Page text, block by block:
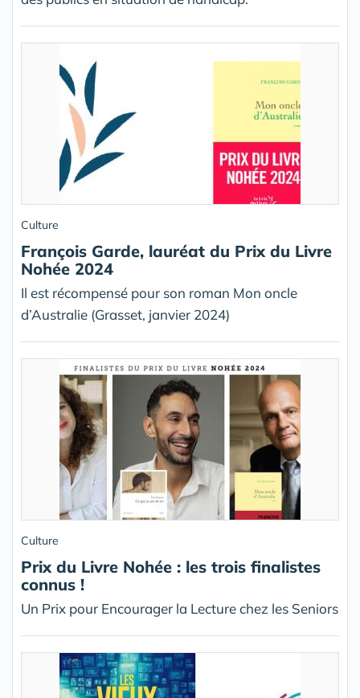
Culture
François Garde, lauréat du Prix du Livre
Nohée 2024
Il est récompensé pour son roman Mon oncle
d’Australie (Grasset, janvier 2024)
Culture
Prix du Livre Nohée : les trois finalistes
connus !
Un Prix pour Encourager la Lecture chez les Seniors